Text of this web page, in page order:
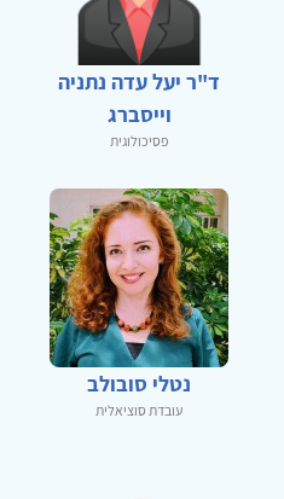
ד"ר יעל עדה נתניה
וייסברג
פסיכולוגית
נטלי סובולב
עובדת סוציאלית